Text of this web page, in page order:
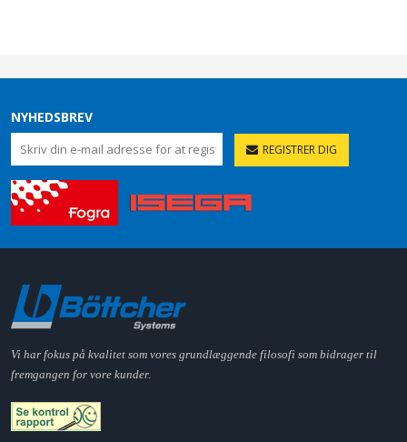
NYHEDSBREV
REGISTRER DIG
Vi har fokus på kvalitet som vores grundlæggende filosofi som bidrager til
fremgangen for vore kunder.